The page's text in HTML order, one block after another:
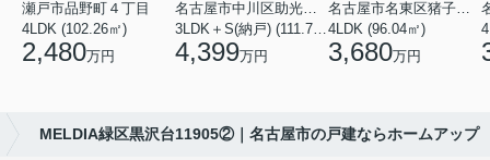
瀬戸市品野町４丁目
4LDK (102.26㎡)
2,480万円 4,399万円
4LDK (96.04㎡)
3,680万円
MELDIA緑区黒沢台11905②｜名古屋市の戸建ならホームアップ